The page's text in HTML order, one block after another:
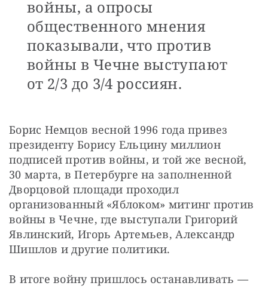
войны, а опросы
общественного мнения
показывали, что против
войны в Чечне выступают
от 2/3 до 3/4 россиян.
Борис Немцов весной 1996 года привез
президенту Борису Ельцину миллион
подписей против войны, и той же весной,
30 марта, в Петербурге на заполненной
Дворцовой площади проходил
организованный «Яблоком» митинг против
войны в Чечне, где выступали Григорий
Явлинский, Игорь Артемьев, Александр
Шишлов и другие политики.
В итоге войну пришлось останавливать —